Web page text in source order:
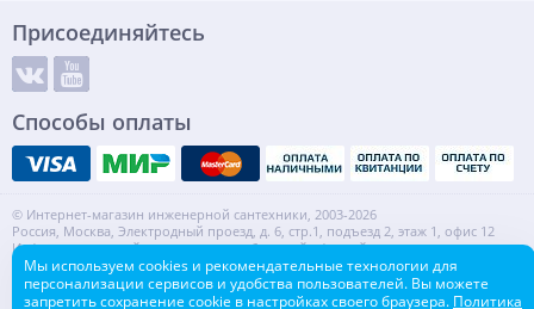
Присоединяйтесь
Способы оплаты
© Интернет-магазин инженерной сантехники, 2003-2026
Россия, Москва, Электродный проезд, д. 6, стр.1, подъезд 2, этаж 1, офис 12
Информация на сайте не является публичной офертой.
ИНН: 7720553918 КПП: 772001001
Контакты Карта сайта
Мы используем cookies и рекомендательные технологии для
персонализации сервисов и удобства пользователей. Вы можете
запретить сохранение cookie в настройках своего браузера. Политика